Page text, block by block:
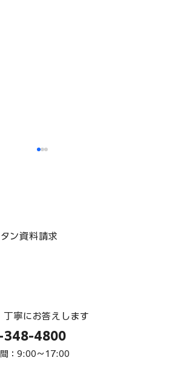
１「出発/最高の景色」編
ン資料請求
丁寧にお答えします
348-4800
間：9:00〜17:00